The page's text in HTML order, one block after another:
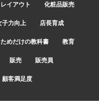
レイアウト 化粧品販売
子力向上 店長育成
めだけの教科書 教育
販売 販売員
顧客満足度